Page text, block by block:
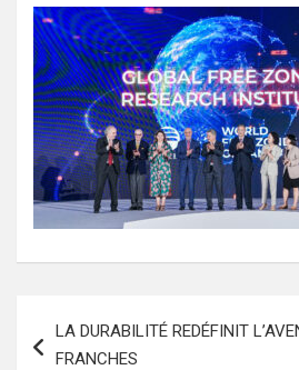
de
LA DURABILITÉ REDÉFINIT
FRANCHES